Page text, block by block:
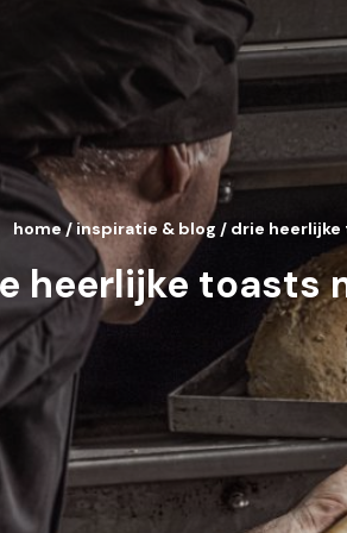
heerlijke toasts
home/inspiratie & blog / drie heerlijke